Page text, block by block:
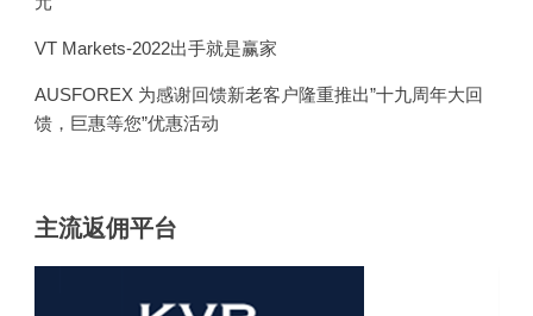
VT Markets-2022出手就是赢家
AUSFOREX 为感谢回馈新老客户隆重推出”十九周年大回
馈，巨惠等您”优惠活动
主流返佣平台